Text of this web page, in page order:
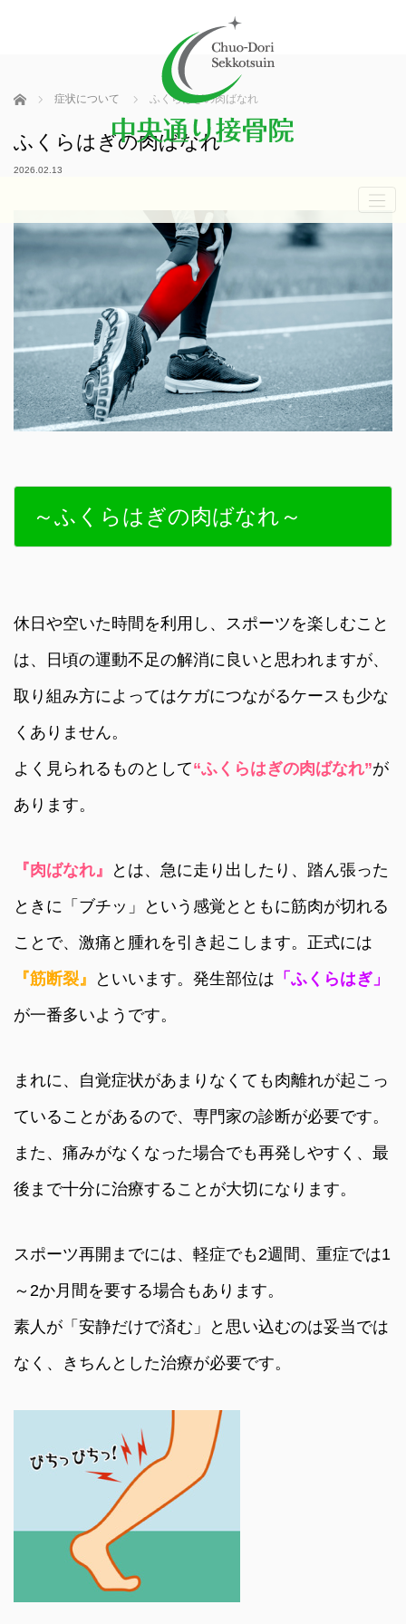
ホーム 症状について ふくらはぎの肉ばなれ
ふくらはぎの肉ばなれ
2026.02.13
～ふくらはぎの肉ばなれ～
休日や空いた時間を利用し、スポーツを楽しむこと
は、日頃の運動不足の解消に良いと思われますが、
取り組み方によってはケガにつながるケースも少な
くありません。
よく見られるものとして“ふくらはぎの肉ばなれ”が
あります。
『肉ばなれ』
とは、急に走り出したり、踏ん張った
ときに「ブチッ」という感覚とともに筋肉が切れる
ことで、激痛と腫れを引き起こします。正式には
『筋断裂』
といいます。発生部位は 「ふくらはぎ」
が一番多いようです。
まれに、自覚症状があまりなくても肉離れが起こっ
ていることがあるので、専門家の診断が必要です。
また、痛みがなくなった場合でも再発しやすく、最
後まで十分に治療することが大切になります。
スポーツ再開までには、軽症でも2週間、重症では1
～2か月間を要する場合もあります。
素人が「安静だけで済む」と思い込むのは妥当では
なく、きちんとした治療が必要です。